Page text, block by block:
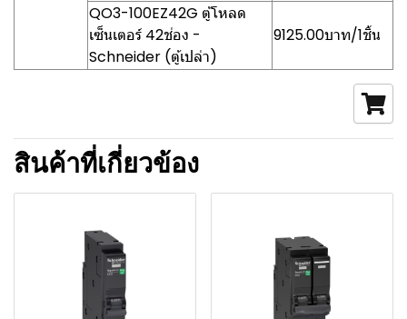
QO3-100EZ42G ตู้โหลด
เซ็นเตอร์ 42ช่อง -
Schneider (ตู้เปล่า)
9125.00บาท/1ชิ้น
สินค้าที่เกี่ยวข้อง